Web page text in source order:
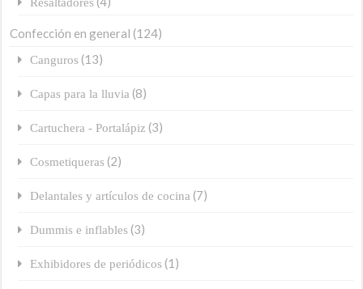
Confección en general (124)
Canguros (13)
Capas para la lluvia (8)
Cartuchera - Portalápiz (3)
Cosmetiqueras (2)
Delantales y artículos de cocina (7)
Dummis e inflables (3)
Exhibidores de periódicos (1)